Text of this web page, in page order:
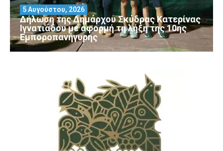
Δήλωση της Δημάρχου Σκύδρας Κατερίνας
Ιγνατιάδου με αφορμή τη λήξη της 10ης
Εμποροπανήγυρης
5 Αυγούστου, 2026